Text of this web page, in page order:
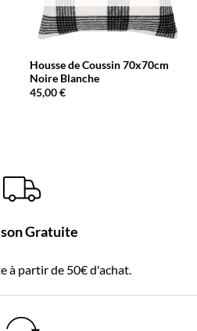
Housse de Coussin 70x70cm
Noire Blanche
45,00€
Gratuite
à partir de 50€ d'achat.